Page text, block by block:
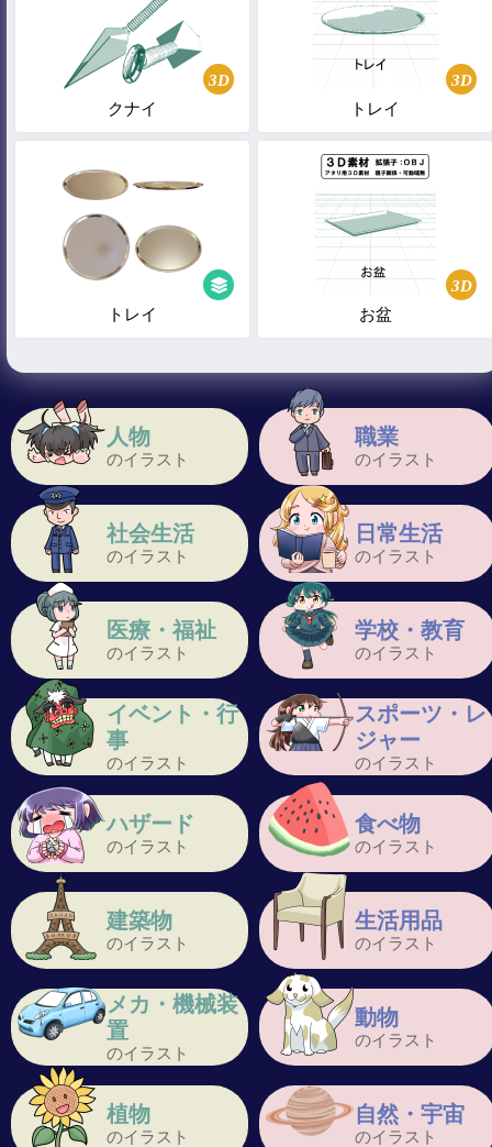
人物
のイラスト
職業
のイラスト
社会生活
のイラスト
日常生活
のイラスト
医療・福祉
のイラスト
学校・教育
のイラスト
イベント・行
事
のイラスト
スポーツ・レ
ジャー
のイラスト
ハザード
のイラスト
食べ物
のイラスト
建築物
のイラスト
生活用品
のイラスト
メカ・機械装
置
のイラスト
動物
のイラスト
植物
のイラスト
自然・宇宙
のイラスト
3D
クナイ
3D
トレイ
トレイ
3D
お盆